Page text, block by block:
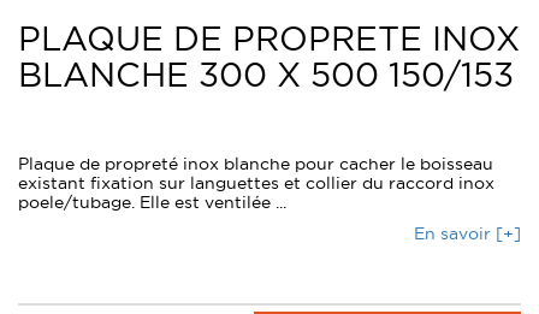
PLAQUE DE PROPRETE INOX
BLANCHE 300 X 500 150/153
Plaque de propreté inox blanche pour cacher le boisseau
existant fixation sur languettes et collier du raccord inox
poele/tubage. Elle est ventilée ...
En savoir [+]